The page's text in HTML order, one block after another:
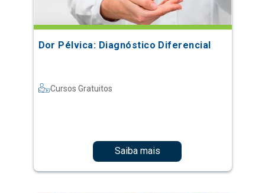
Dor Pélvica: Diagnóstico Diferencial
Cursos Gratuitos
Saiba mais